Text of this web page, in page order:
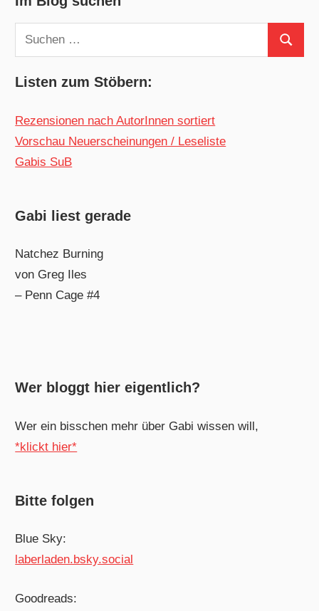
Suchen
nach:
Suchen
Listen zum Stöbern:
Rezensionen nach AutorInnen sortiert
Vorschau Neuerscheinungen / Leseliste
Gabis SuB
Gabi liest gerade
Natchez Burning
von Greg Iles
– Penn Cage #4
Wer bloggt hier eigentlich?
Wer ein bisschen mehr über Gabi wissen will,
*klickt hier*
Bitte folgen
Blue Sky:
laberladen.bsky.social
Goodreads: